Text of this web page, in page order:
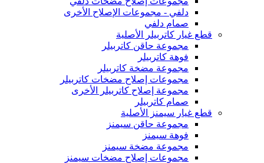
دلفي - مجموعات الإصلاح الأخرى
صمام دلفي
قطع غيار كاتربيلر الأصلية
مجموعة حاقن كاتربيلر
فوهة كاتربيلر
مجموعة مضخة كاتربيلر
مجموعات إصلاح مضخات كاتربيلر
مجموعة إصلاح كاتربيلر الأخرى
صمام كاتربيلر
قطع غيار سيمنز الأصلية
مجموعة حاقن سيمنز
فوهة سيمنز
مجموعة مضخة سيمنز
مجموعات إصلاح مضخات سيمنز